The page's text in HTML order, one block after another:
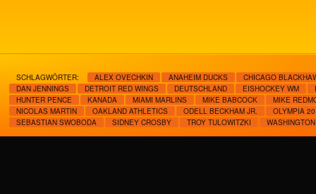
SCHLAGWÖRTER: ALEX OVECHKIN ANAHEIM DUCKS
CHICAGO
DAN JENNINGS
DETROIT RED WINGS DEUTSCHLAND EISHOCKEY WM
HUNTER PENCE
KANADA MIAMI MARLINS MIKE BABCOCK
MIKE
NICOLAS MARTIN
OAKLAND ATHLETICS ODELL BECKHAM JR.
OLYMPIA
SEBASTIAN SWOBODA
SIDNEY CROSBY TROY TULOWITZKI